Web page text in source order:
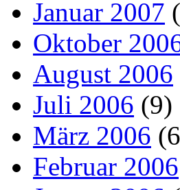
Januar 2007
Oktober
August 2006
Juli 2006 (9)
März 2006
Februar 2006